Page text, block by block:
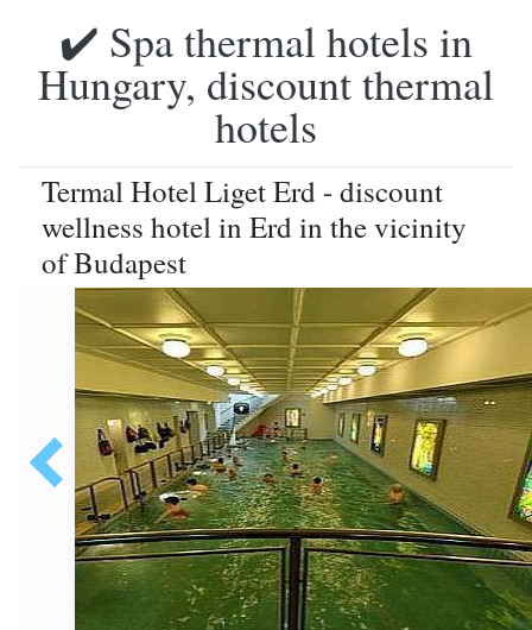
✔️ Spa thermal hotels in
Hungary, discount thermal
hotels
Termal Hotel Liget Erd - discount
wellness hotel in Erd in the vicinity
of Budapest